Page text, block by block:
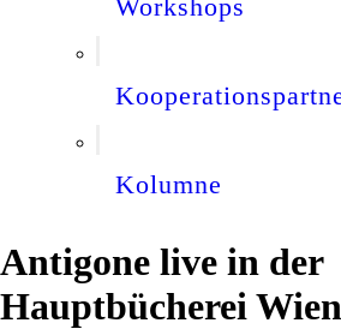
Workshops
Kolumne
Antigone live in der
Hauptbücherei